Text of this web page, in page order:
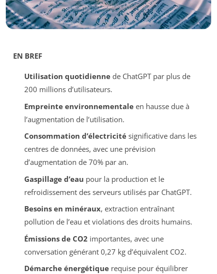
EN BREF
Utilisation quotidiennede ChatGPT par plus de
200 millions d’utilisateurs.
Empreinte environnementaleen hausse due à
l’augmentation de l’utilisation.
Consommation d’électricitésignificative dans les
centres de données, avec une prévision
d’augmentation de 70% par an.
Gaspillage d’eau pour la production et le
refroidissement des serveurs utilisés par ChatGPT.
Besoins en minéraux, extraction entraînant
pollution de l’eau et violations des droits humains.
Émissions de CO2 importantes, avec une
conversation générant 0,27 kg d’équivalent CO2.
Démarche énergétiquerequise pour équilibrer